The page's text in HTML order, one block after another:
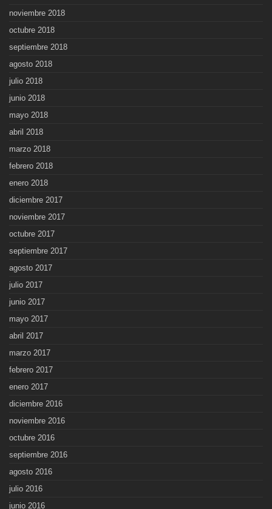
noviembre 2018
octubre 2018
septiembre 2018
agosto 2018
julio 2018
junio 2018
mayo 2018
abril 2018
marzo 2018
febrero 2018
enero 2018
diciembre 2017
noviembre 2017
octubre 2017
septiembre 2017
agosto 2017
julio 2017
junio 2017
mayo 2017
abril 2017
marzo 2017
febrero 2017
enero 2017
diciembre 2016
noviembre 2016
octubre 2016
septiembre 2016
agosto 2016
julio 2016
junio 2016